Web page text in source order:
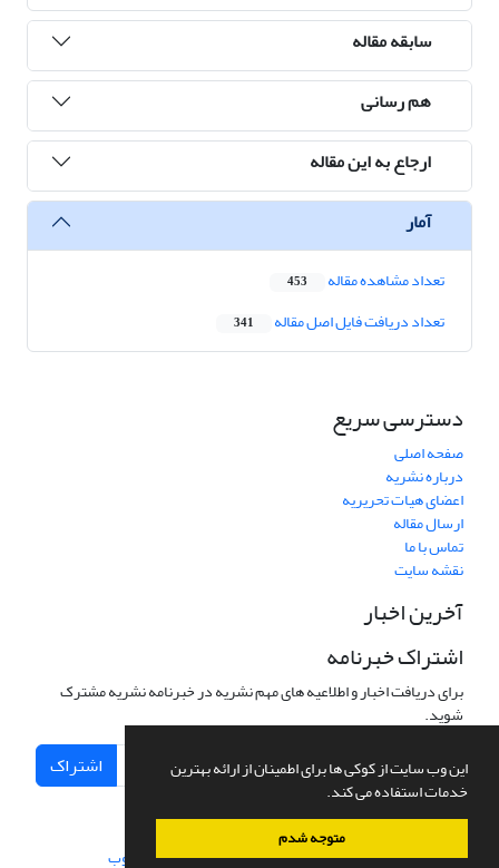
این وب سایت از کوکی ها برای اطمینان از ارائه بهترین
خدمات استفاده می کند.
متوجه شدم
سابقه مقاله
هم رسانی
ارجاع به این مقاله
آمار
تعداد مشاهده مقاله 453
تعداد دریافت فایل اصل مقاله 341
دسترسی سریع
صفحه اصلی
درباره نشریه
اعضای هیات تحریریه
ارسال مقاله
تماس با ما
نقشه سایت
آخرین اخبار
اشتراک خبرنامه
برای دریافت اخبار و اطلاعیه های مهم نشریه در خبرنامه نشریه مشترک
شوید.
اشتراک
سامانه مدیریت نشریات علمی.طراحی و پیاده سازی از سیناوب